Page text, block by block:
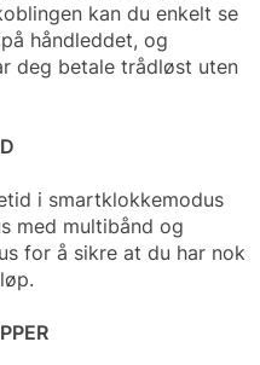
kan du enkelt se
håndleddet, og
deg betale trådløst uten
i smartklokkemodus
med multibånd og
for å sikre at du har nok